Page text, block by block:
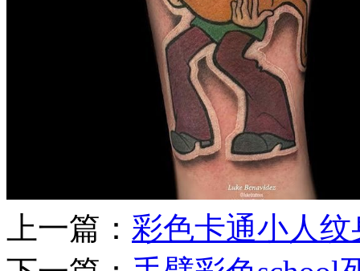
上一篇： 彩色卡通小人纹